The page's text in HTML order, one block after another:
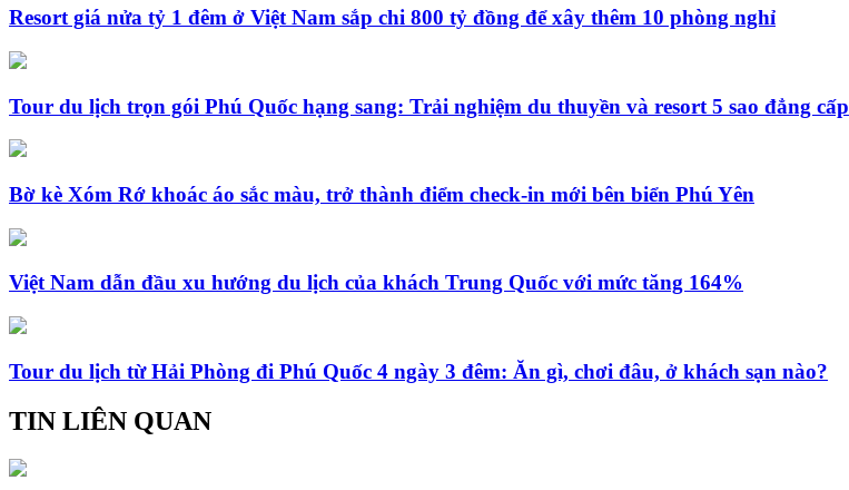
Resort giá nửa tỷ 1 đêm ở Việt Nam sắp chi 800 tỷ đồng để xây thêm 10 phòng nghỉ
Tour du lịch trọn gói Phú Quốc hạng sang: Trải nghiệm du thuyền và resort 5 sao đẳng cấp
Bờ kè Xóm Rớ khoác áo sắc màu, trở thành điểm check-in mới bên biển Phú Yên
Việt Nam dẫn đầu xu hướng du lịch của khách Trung Quốc với mức tăng 164%
Tour du lịch từ Hải Phòng đi Phú Quốc 4 ngày 3 đêm: Ăn gì, chơi đâu, ở khách sạn nào?
TIN LIÊN QUAN